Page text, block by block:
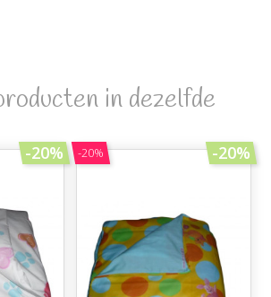
in dezelfde
-20% -20% -20%